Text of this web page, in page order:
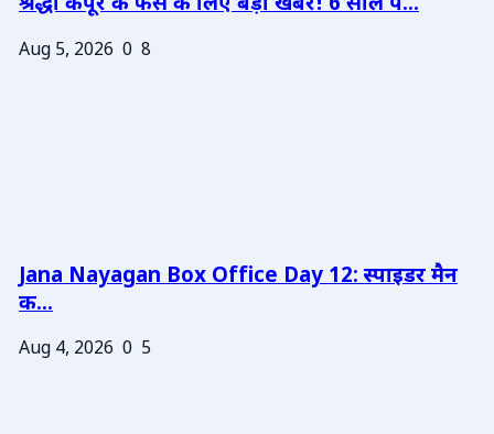
Aug 5, 2026 0 8
Jana Nayagan Box Office Day 12: स्पाइडर मैन
क...
Aug 4, 2026 0 5